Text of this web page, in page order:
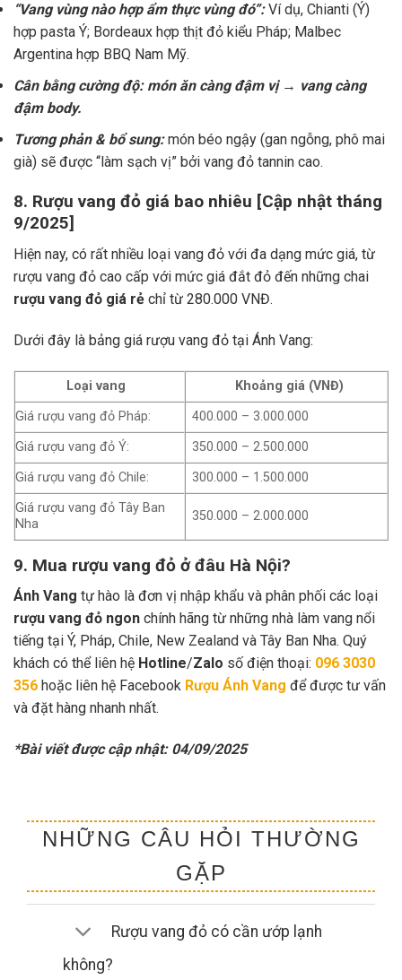
“Vang vùng nào hợp ẩm thực vùng đó”:Ví dụ, Chianti (Ý)
hợp pasta Ý; Bordeaux hợp thịt đỏ kiểu Pháp; Malbec
Argentina hợp BBQ Nam Mỹ.
Cân bằng cường độ: món ăn càng đậm vị → vang càng
đậm body.
Tương phản & bổ sung:món béo ngậy (gan ngỗng, phô mai
già) sẽ được “làm sạch vị” bởi vang đỏ tannin cao.
8. Rượu vang đỏ giá bao nhiêu [Cập nhật tháng
9/2025]
Hiện nay, có rất nhiều loại vang đỏ với đa dạng mức giá, từ
rượu vang đỏ cao cấp với mức giá đắt đỏ đến những chai
rượu vang đỏ giá rẻ chỉ từ 280.000 VNĐ.
Dưới đây là bảng giá rượu vang đỏ tại Ánh Vang:
Loại vang
Khoảng giá (VNĐ)
Giá rượu vang đỏ Pháp:
400.000 – 3.000.000
Giá rượu vang đỏ Ý:
350.000 – 2.500.000
Giá rượu vang đỏ Chile:
300.000 – 1.500.000
Giá rượu vang đỏ Tây Ban
Nha
350.000 – 2.000.000
9. Mua rượu vang đỏ ở đâu Hà Nội?
Ánh Vang tự hào là đơn vị nhập khẩu và phân phối các loại
rượu vang đỏ ngon chính hãng từ những nhà làm vang nổi
tiếng tại Ý, Pháp, Chile, New Zealand và Tây Ban Nha. Quý
khách có thể liên hệ Hotline/Zalo số điện thoại: 096 3030
356 hoặc liên hệ Facebook Rượu Ánh Vang để được tư vấn
và đặt hàng nhanh nhất.
*Bài viết được cập nhật: 04/09/2025
NHỮNG CÂU HỎI THƯỜNG
GẶP
Rượu vang đỏ có cần ướp lạnh
không?